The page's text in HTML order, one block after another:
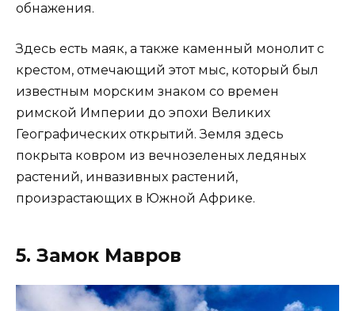
обнажения.
Здесь есть маяк, а также каменный монолит с
крестом, отмечающий этот мыс, который был
известным морским знаком со времен
римской Империи до эпохи Великих
Географических открытий. Земля здесь
покрыта ковром из вечнозеленых ледяных
растений, инвазивных растений,
произрастающих в Южной Африке.
5. Замок Мавров